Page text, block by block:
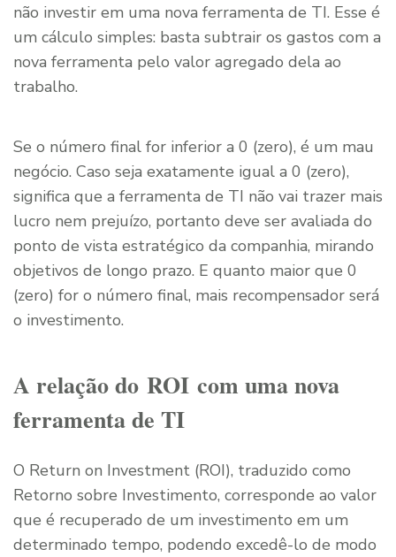
não investir em uma nova ferramenta de TI. Esse é
um cálculo simples: basta subtrair os gastos com a
nova ferramenta pelo valor agregado dela ao
trabalho.
Se o número final for inferior a 0 (zero), é um mau
negócio. Caso seja exatamente igual a 0 (zero),
significa que a ferramenta de TI não vai trazer mais
lucro nem prejuízo, portanto deve ser avaliada do
ponto de vista estratégico da companhia, mirando
objetivos de longo prazo. E quanto maior que 0
(zero) for o número final, mais recompensador será
o investimento.
A relação do ROI com uma nova
ferramenta de TI
O Return on Investment (ROI), traduzido como
Retorno sobre Investimento, corresponde ao valor
que é recuperado de um investimento em um
determinado tempo, podendo excedê-lo de modo